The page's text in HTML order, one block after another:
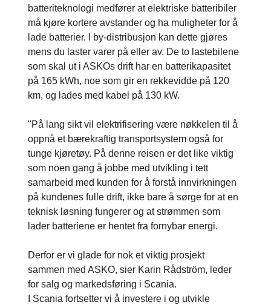
batteriteknologi medfører at elektriske batteribiler
må kjøre kortere avstander og ha muligheter for å
lade batterier. I by-distribusjon kan dette gjøres
mens du laster varer på eller av. De to lastebilene
som skal ut i ASKOs drift har en batterikapasitet
på 165 kWh, noe som gir en rekkevidde på 120
km, og lades med kabel på 130 kW.
"På lang sikt vil elektrifisering være nøkkelen til å
oppnå et bærekraftig transportsystem også for
tunge kjøretøy. På denne reisen er det like viktig
som noen gang å jobbe med utvikling i tett
samarbeid med kunden for å forstå innvirkningen
på kundenes fulle drift, ikke bare å sørge for at en
teknisk løsning fungerer og at strømmen som
lader batteriene er hentet fra fornybar energi.
Derfor er vi glade for nok et viktig prosjekt
sammen med ASKO, sier Karin Rådström, leder
for salg og markedsføring i Scania.
I Scania fortsetter vi å investere i og utvikle